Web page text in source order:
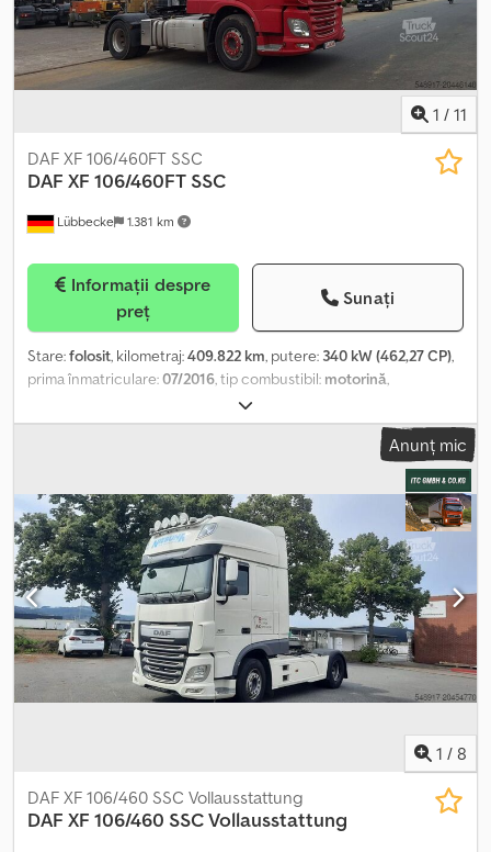
1 / 11
Lübbecke 1.381 km
DAF XF 106/460FT SSC
DAF XF 106/460FT SSC
preț
Sunați
Stare:folosit, kilometraj:409.822 km, putere: 340 kW (462,27 CP),
prima înmatriculare:07/2016 , tip combustibil: motorină
, combustibil:motorină
culoare:roșu, tip de angrenaj:automat, clasă de emisii:Euro 6, An
ABS, EBS (Sistem de frânare
electronic), aer condiționat, controlul tracțiunii, pilot automat
de viteză, retarder, spoiler, - Climatizare Codpjxt T S Rjfx Acfsrf -
Încălzire
Anunț mic
1 / 8
DAF XF 106/460 SSC Vollausstattung
DAF XF 106/460 SSC Vollausstattung